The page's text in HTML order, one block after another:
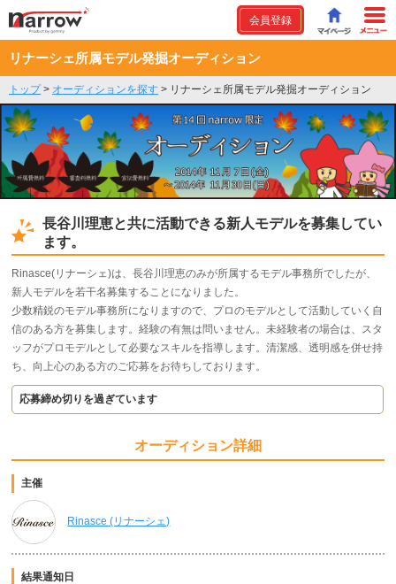
会員登録
リナーシェ所属モデル発掘オーディション
トップ> オーディションを探す > リナーシェ所属モデル発掘オーディション
長谷川理恵と共に活動できる新人モデルを募集してい
ます。
Rinasce(リナーシェ)は、長谷川理恵のみが所属するモデル事務所でしたが、
新人モデルを若干名募集することになりました。
少数精鋭のモデル事務所になりますので、プロのモデルとして活動していく自
信のある方を募集します。経験の有無は問いません。未経験者の場合は、スタ
ッフがプロモデルとして必要なスキルを指導します。清潔感、透明感を併せ持
ち、向上心のある方のご応募をお待ちしております。
応募締め切りを過ぎています
オーディション詳細
主催
Rinasce (リナーシェ)
結果通知日